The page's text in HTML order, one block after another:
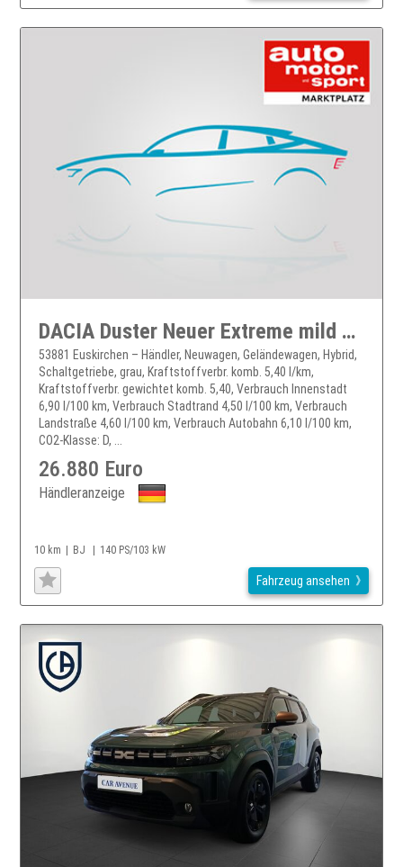
DACIA Duster Neuer Extreme mild hybrid 140
53881 Euskirchen – Händler, Neuwagen, Geländewagen, Hybrid,
Schaltgetriebe, grau, Kraftstoffverbr. komb. 5,40 l/km,
Kraftstoffverbr. gewichtet komb. 5,40, Verbrauch Innenstadt
6,90 l/100 km, Verbrauch Stadtrand 4,50 l/100 km, Verbrauch
Landstraße 4,60 l/100 km, Verbrauch Autobahn 6,10 l/100 km,
CO2-Klasse: D, ...
26.880 Euro
Händleranzeige
10 km BJ 140 PS/103 kW
Fahrzeug ansehen